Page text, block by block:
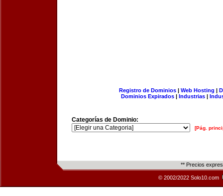
Registro de Dominios| Web Hosting |
Dominios Expirados | Industrias |
Categorías de Dominio:
[Pág.
** Precios
© 2002/2022 Solo10.com